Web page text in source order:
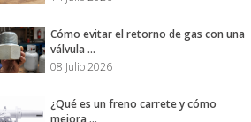
Cómo evitar el retorno de gas con una
válvula ...
08 Julio 2026
¿Qué es un freno carrete y cómo
mejora ...